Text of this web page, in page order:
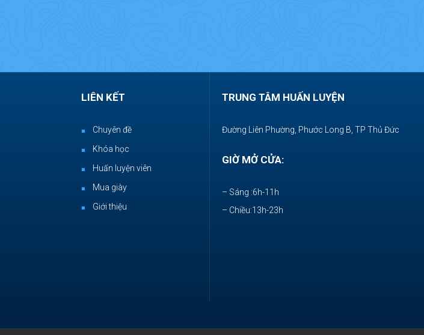
LIÊN KẾT
Chuyên đề
Khóa học
Huấn luyện viên
Mua giày
Giới thiệu
TRUNG TÂM HUẤN LUYỆN
Đường Liên Phường, Phước Long B, TP Thủ Đức
GIỜ MỞ CỬA:
– Sáng :6h-11h
– Chiều:13h-23h